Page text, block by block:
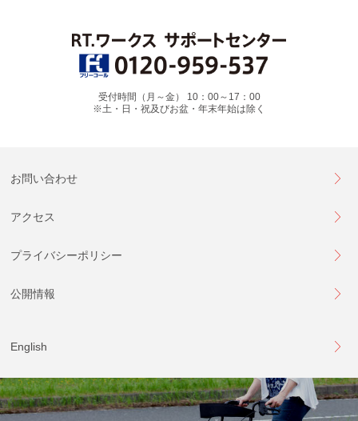
受付時間（月～金） 10：00～17：00
※土・日・祝及びお盆・年末年始は除く
お問い合わせ
アクセス
プライバシーポリシー
公開情報
English